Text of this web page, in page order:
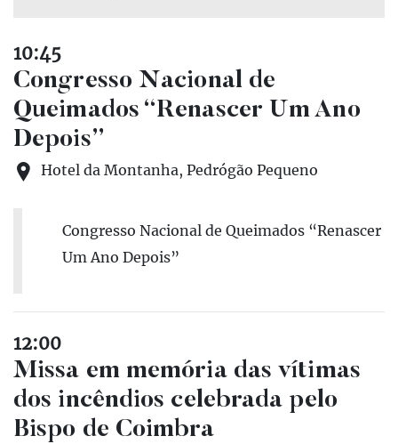
10:45
Congresso Nacional de
Queimados “Renascer Um Ano
Depois”
Hotel da Montanha, Pedrógão Pequeno
Congresso Nacional de Queimados “Renascer
Um Ano Depois”
12:00
Missa em memória das vítimas
dos incêndios celebrada pelo
Bispo de Coimbra